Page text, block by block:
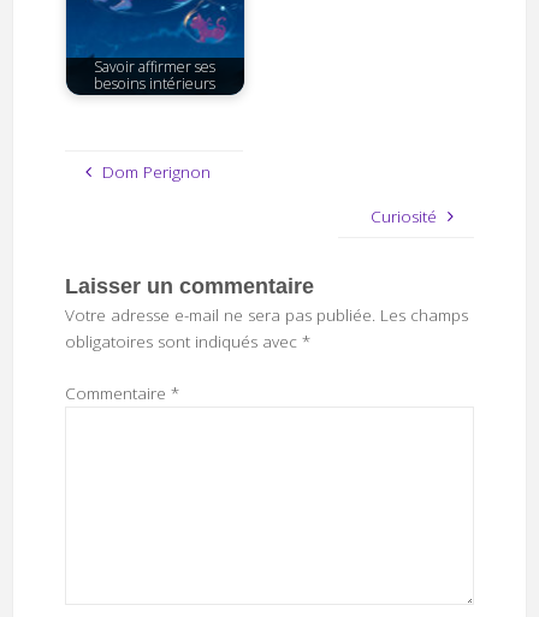
Savoir affirmer ses
besoins intérieurs
Dom Perignon
Curiosité
Laisser un commentaire
Votre adresse e-mail ne sera pas publiée. Les champs
obligatoires sont indiqués avec *
Commentaire *